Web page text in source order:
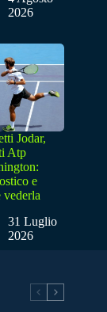
2026
Jodar,
Atp
e
vederla
31 Luglio
2026